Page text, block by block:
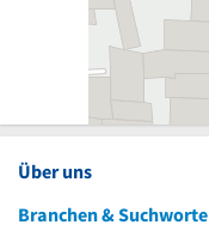
Über uns
Branchen & Suchworte